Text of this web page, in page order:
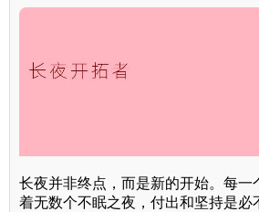
长夜并非终点，而是新的开始。每一
着无数个不眠之夜，付出和坚持是必